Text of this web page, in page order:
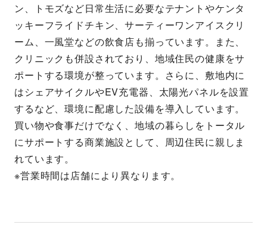
ン、トモズなど日常生活に必要なテナントやケンタ
ッキーフライドチキン、サーティーワンアイスクリ
ーム、一風堂などの飲食店も揃っています。また、
クリニックも併設されており、地域住民の健康をサ
ポートする環境が整っています。さらに、敷地内に
はシェアサイクルやEV充電器、太陽光パネルを設置
するなど、環境に配慮した設備を導入しています。
買い物や食事だけでなく、地域の暮らしをトータル
にサポートする商業施設として、周辺住民に親しま
れています。
※営業時間は店舗により異なります。